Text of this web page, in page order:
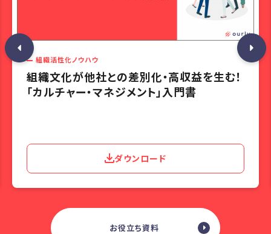
組織活性化ノウハウ
組織文化が他社との差別化・高収益を生む！
「カルチャー・マネジメント」入門書
ダウンロード
お役立ち資料